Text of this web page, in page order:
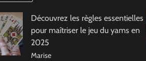
Découvrez les règles essentielles
pour maîtriser le jeu du yams en
2025
Marise